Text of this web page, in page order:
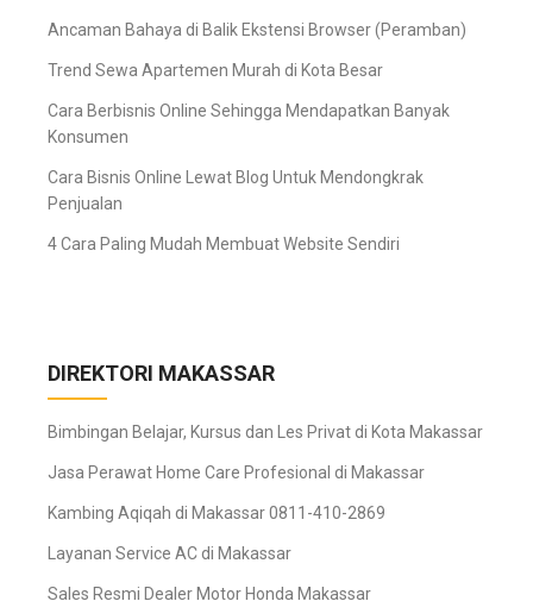
Ancaman Bahaya di Balik Ekstensi Browser (Peramban)
Trend Sewa Apartemen Murah di Kota Besar
Cara Berbisnis Online Sehingga Mendapatkan Banyak
Konsumen
Cara Bisnis Online Lewat Blog Untuk Mendongkrak
Penjualan
4 Cara Paling Mudah Membuat Website Sendiri
DIREKTORI MAKASSAR
Bimbingan Belajar, Kursus dan Les Privat di Kota Makassar
Jasa Perawat Home Care Profesional di Makassar
Kambing Aqiqah di Makassar 0811-410-2869
Layanan Service AC di Makassar
Sales Resmi Dealer Motor Honda Makassar